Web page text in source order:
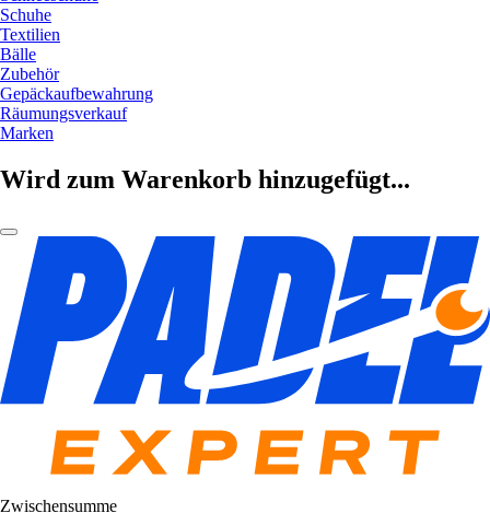
Schuhe
Textilien
Bälle
Zubehör
Gepäckaufbewahrung
Räumungsverkauf
Marken
Wird zum Warenkorb hinzugefügt...
Zwischensumme